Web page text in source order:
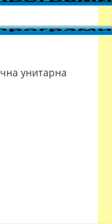
унитарна